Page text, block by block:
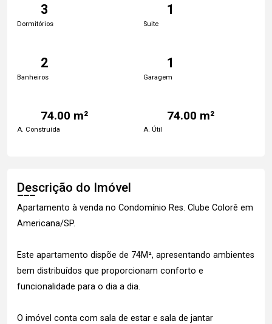
3
Dormitórios
1
Suite
2
Banheiros
1
Garagem
74.00 m²
A. Construída
74.00 m²
A. Útil
Descrição do Imóvel
Apartamento à venda no Condomínio Res. Clube Colorê em
Americana/SP.
Este apartamento dispõe de 74M², apresentando ambientes
bem distribuídos que proporcionam conforto e
funcionalidade para o dia a dia.
O imóvel conta com sala de estar e sala de jantar